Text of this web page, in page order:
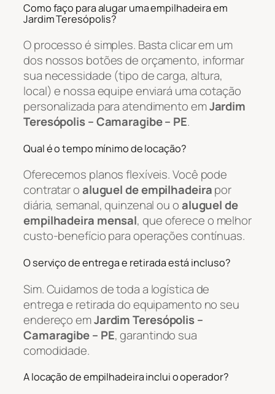
Como faço para alugar uma empilhadeira em
Jardim Teresópolis?
O processo é simples. Basta clicar em um
dos nossos botões de orçamento, informar
sua necessidade (tipo de carga, altura,
local) e nossa equipe enviará uma cotação
personalizada para atendimento emJardim
Teresópolis – Camaragibe – PE.
Qual é o tempo mínimo de locação?
Oferecemos planos flexíveis. Você pode
contratar oaluguel de empilhadeirapor
diária, semanal, quinzenal ou oaluguel de
empilhadeira mensal, que oferece o melhor
custo-benefício para operações contínuas.
O serviço de entrega e retirada está incluso?
Sim. Cuidamos de toda a logística de
entrega e retirada do equipamento no seu
endereço emJardim Teresópolis –
Camaragibe – PE, garantindo sua
comodidade.
A locação de empilhadeira inclui o operador?